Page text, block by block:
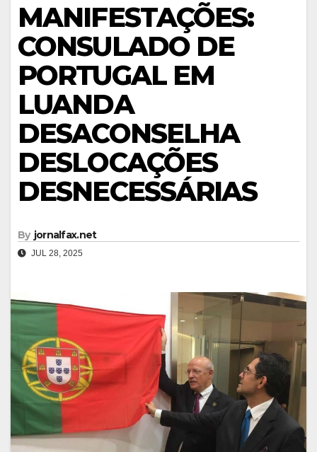
MANIFESTAÇÕES:
CONSULADO DE
PORTUGAL EM
LUANDA
DESACONSELHA
DESLOCAÇÕES
DESNECESSÁRIAS
By jornalfax.net
JUL 28, 2025